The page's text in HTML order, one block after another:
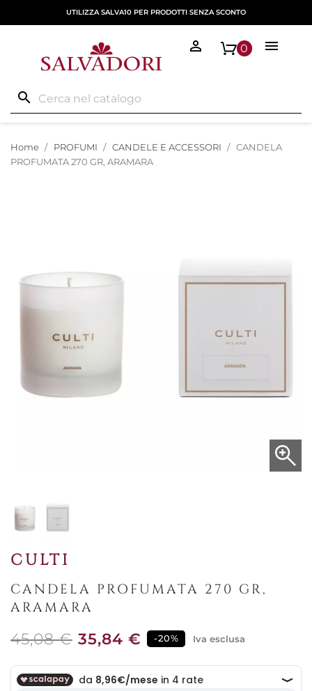
UTILIZZA SALVA10 PER PRODOTTI SENZA SCONTO
search

0

Home PROFUMI CANDELE E ACCESSORI
CANDELA
PROFUMATA 270 GR, ARAMARA
CULTI
CANDELA PROFUMATA 270 GR,
ARAMARA
45,08 € 35,84 € -20% Iva esclusa